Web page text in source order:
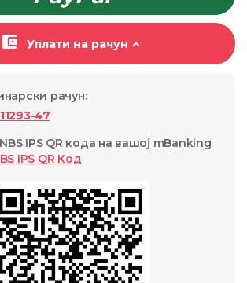
Уплати на рачун
рачун:
47
IPS QR кода на вашој mBanking
IPS QR Код